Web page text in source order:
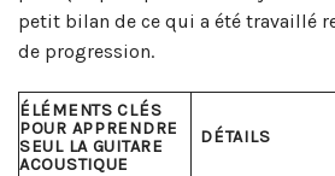
petit bilan de ce qui a été travaillé
de progression.
ÉLÉMENTS CLÉS
POUR APPRENDRE
SEUL LA GUITARE
ACOUSTIQUE
DÉTAILS